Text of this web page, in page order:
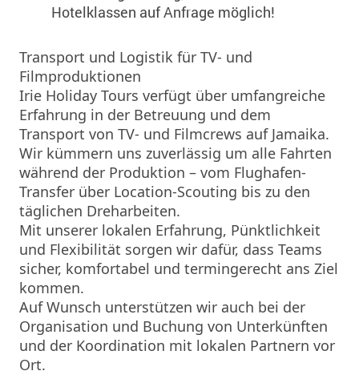
Hotelklassen auf Anfrage möglich!
Transport und Logistik für TV- und
Filmproduktionen
Irie Holiday Tours verfügt über umfangreiche
Erfahrung in der Betreuung und dem
Transport von TV- und Filmcrews auf Jamaika.
Wir kümmern uns zuverlässig um alle Fahrten
während der Produktion – vom Flughafen-
Transfer über Location-Scouting bis zu den
täglichen Dreharbeiten.
Mit unserer lokalen Erfahrung, Pünktlichkeit
und Flexibilität sorgen wir dafür, dass Teams
sicher, komfortabel und termingerecht ans Ziel
kommen.
Auf Wunsch unterstützen wir auch bei der
Organisation und Buchung von Unterkünften
und der Koordination mit lokalen Partnern vor
Ort.